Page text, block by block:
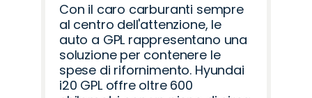
Con il caro carburanti sempre
al centro dell'attenzione, le
auto a GPL rappresentano una
soluzione per contenere le
spese di rifornimento. Hyundai
i20 GPL offre oltre 600